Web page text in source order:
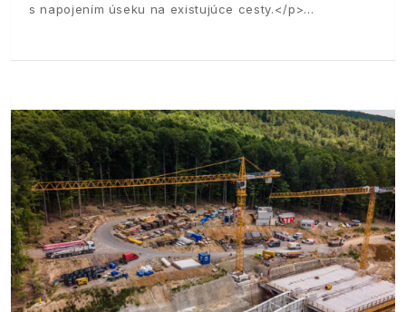
s napojením úseku na existujúce cesty.</p>